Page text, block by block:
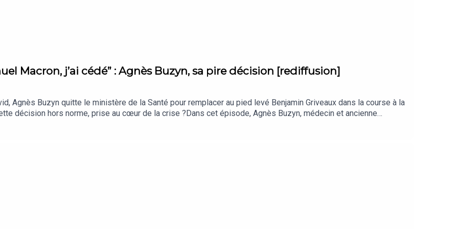
Macron, j’ai cédé” : Agnès Buzyn, sa pire décision [rediffusion]
Agnès Buzyn quitte le ministère de la Santé pour remplacer au pied levé Benjamin Griveaux dans la course à la
décision hors norme, prise au cœur de la crise ?Dans cet épisode, Agnès Buzyn, médecin et ancienne
d'Erwan Bruckert, rédacteur en chef adjoint du service politique de L’Express. Chaque semaine,
un grand patron, une dirigeante, une personnalité politique, un responsable militaire qui a dû, dans sa
Podcasts L'équipe : Présentation : Erwan BruckertMontage : Hugo DuportRéalisation : Jules
Mathieu Crédits : France Info, TF1, France 5 Musique et habillage : Emmanuel Herschon / Studio
: podcast@lexpress.fr Hébergé par Acast. Visitez acast.com/privacy pour plus d'informations.